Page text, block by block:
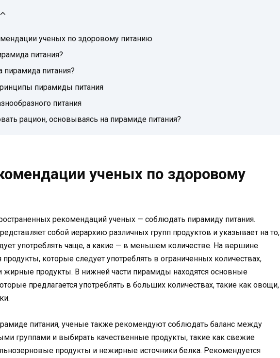
ученых по здоровому питанию
питания?
пирамида питания?
пирамиды питания
питания
рацион, основываясь на пирамиде питания?
ученых по здоровому
рекомендаций ученых — соблюдать пирамиду питания.
собой иерархию различных групп продуктов и указывает на то,
употреблять чаще, а какие — в меньшем количестве. На вершине
которые следует употреблять в ограниченных количествах,
жирные продукты. В нижней части пирамиды находятся основные
предлагается употреблять в больших количествах, такие как овощи,
питания, ученые также рекомендуют соблюдать баланс между
группами и выбирать качественные продукты, такие как свежие
продукты и нежирные источники белка. Рекомендуется